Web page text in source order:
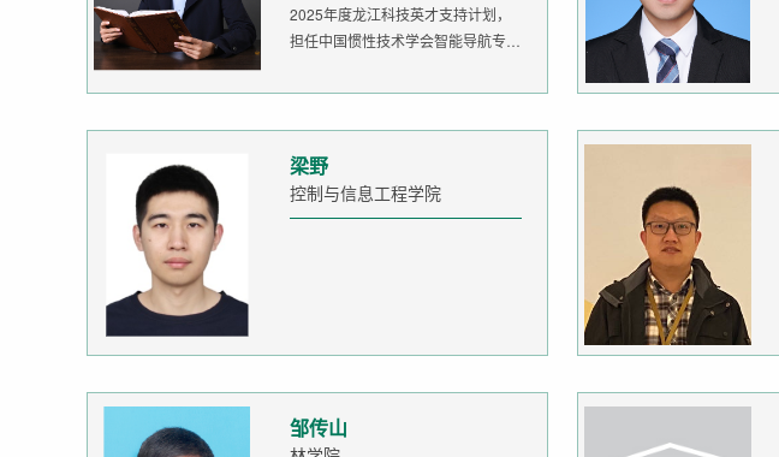
2025年度龙江科技英才支持计划，
担任中国惯性技术学会智能导航专委
梁野
控制与信息工程学院
邹传山